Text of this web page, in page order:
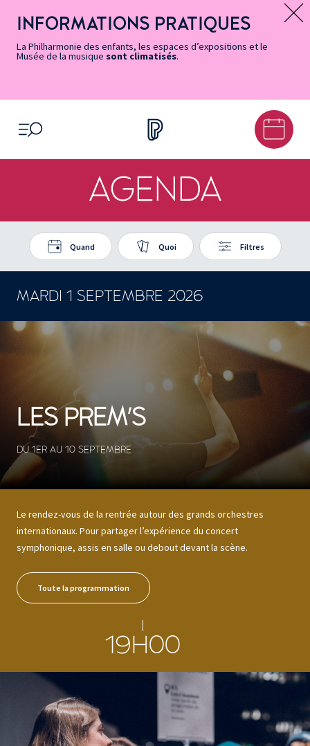
page
Accessibilité
accès
rapides
principal
contenu
principal
page
Message d’information
INFORMATIONS PRATIQUES
La Philharmonie des enfants, les espaces d’expositions et le
Musée de la musique sont climatisés.
OUVRIR LE MENU
AGENDA
MARDI 1 SEPTEMBRE 2026
Quand Quoi Filtres
53 résultats
Le rendez-vous de la rentrée autour des grands orchestres
internationaux. Pour partager l’expérience du concert
symphonique, assis en salle ou debout devant la scène.
Toute la programmation
LES PREM'S
DU 1ER AU 10 SEPTEMBRE
19H00